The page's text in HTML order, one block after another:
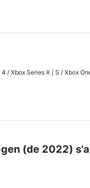
/ Xbox Series X | S / Xbox
(de 2022)